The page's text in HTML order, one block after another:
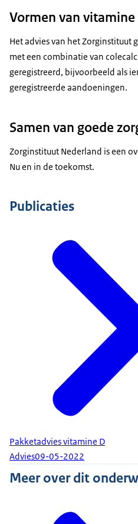
Vormen van vitamine
Het advies van het
met een combinatie van
geregistreerd, bijvoorbeeld als
geregistreerde aandoeningen.
Samen van goede
Zorginstituut Nederland is een
Nu en in de toekomst.
Publicaties
Pakketadvies vitamine D
Advies09-05-2022
Meer over dit